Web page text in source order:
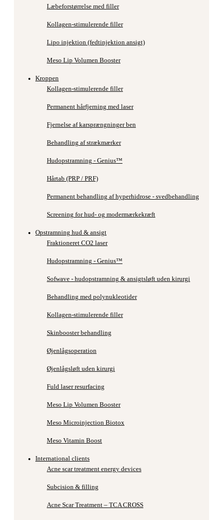
Læbeforstørrelse med filler
Kollagen-stimulerende filler
Lipo injektion (fedtinjektion ansigt)
Meso Lip Volumen Booster
Kroppen
Kollagen-stimulerende filler
Permanent hårfjerning med laser
Fjernelse af karsprængninger ben
Behandling af strækmærker
Hudopstramning - Genius™
Hårtab (PRP / PRF)
Permanent behandling af hyperhidrose - svedbehandling
Screening for hud- og modermærkekræft
Opstramning hud & ansigt
Fraktioneret CO2 laser
Hudopstramning - Genius™
Sofwave - hudopstramning & ansigtsløft uden kirurgi
Behandling med polynukleotider
Kollagen-stimulerende filler
Skinbooster behandling
Øjenlågsoperation
Øjenlågsløft uden kirurgi
Fuld laser resurfacing
Meso Lip Volumen Booster
Meso Microinjection Biotox
Meso Vitamin Boost
International clients
Acne scar treatment energy devices
Subcision & filling
Acne Scar Treatment – TCA CROSS